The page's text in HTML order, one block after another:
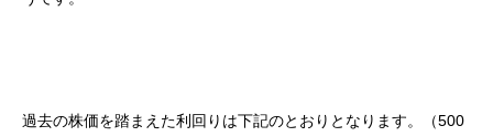
過去の株価を踏まえた利回りは下記のとおりとなります。（500